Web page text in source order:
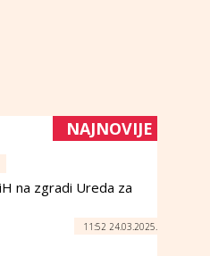
NAJNOVIJE
na zgradi Ureda za
11:52 24.03.2025.